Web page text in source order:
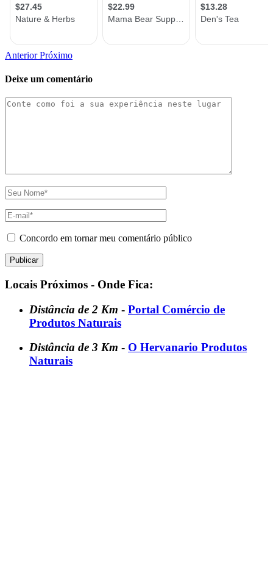
AnteriorPróximo
Deixe um comentário
Concordo em tornar meu comentário público
Locais Próximos - Onde Fica:
Distância de 2 Km - Portal Comércio de
Produtos Naturais
Distância de 3 Km - O Hervanario Produtos
Naturais